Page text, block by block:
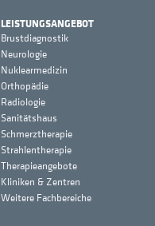
LEISTUNGSANGEBOT
Brustdiagnostik
Neurologie
Nuklearmedizin
Orthopädie
Radiologie
Sanitätshaus
Schmerztherapie
Strahlentherapie
Therapieangebote
Kliniken & Zentren
Weitere Fachbereiche